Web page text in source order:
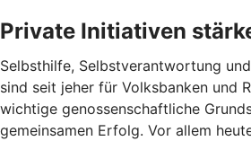
Private Initiativen
Selbsthilfe, Selbstverantwortung
sind seit jeher für Volksbanken und
wichtige genossenschaftliche
gemeinsamen Erfolg. Vor allem